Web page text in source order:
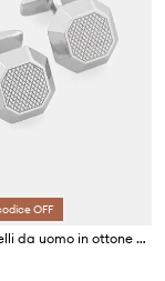
OFF
BOSS gemelli da uomo in ottone B-METALOCT-CUF